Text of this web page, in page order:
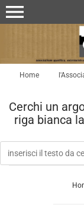
menu
Home
Cerchi un
riga bianca